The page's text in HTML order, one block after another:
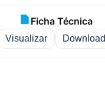
Ficha Técnica
Visualizar Download